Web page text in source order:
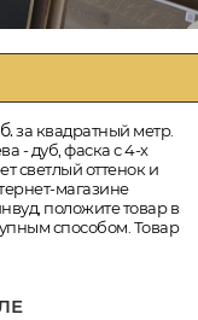
за квадратный метр.
- дуб, фаска с 4-х
светлый оттенок и
магазине
положите товар в
способом. Товар